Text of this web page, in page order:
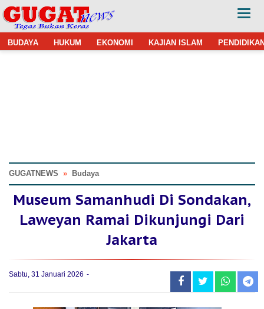
BUDAYA HUKUM EKONOMI KAJIAN ISLAM
GUGATNEWS » Budaya
Museum Samanhudi Di Sondakan,
Laweyan Ramai Dikunjungi Dari
Jakarta
Sabtu, 31 Januari 2026